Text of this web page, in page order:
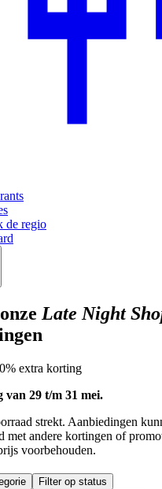
de regio
Late Night
extra korting
van 29 t/m 31 mei.
strekt. Aanbiedingen
met andere kortingen of
voorbehouden.
Filter op status